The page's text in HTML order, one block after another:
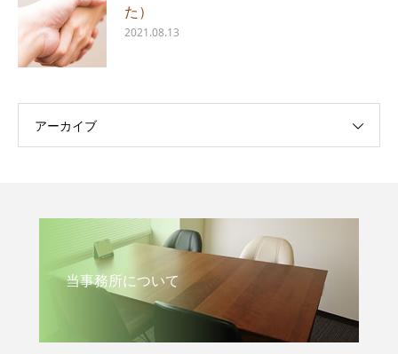
た）
2021.08.13
アーカイブ
当事務所について